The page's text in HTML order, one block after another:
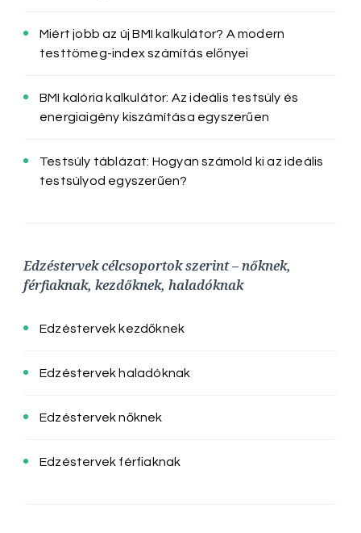
Miért jobb az új BMI kalkulátor? A modern
testtömeg-index számítás előnyei
BMI kalória kalkulátor: Az ideális testsúly és
energiaigény kiszámítása egyszerűen
Testsúly táblázat: Hogyan számold ki az ideális
testsúlyod egyszerűen?
Edzéstervek célcsoportok szerint – nőknek,
férfiaknak, kezdőknek, haladóknak
Edzéstervek kezdőknek
Edzéstervek haladóknak
Edzéstervek nőknek
Edzéstervek férfiaknak